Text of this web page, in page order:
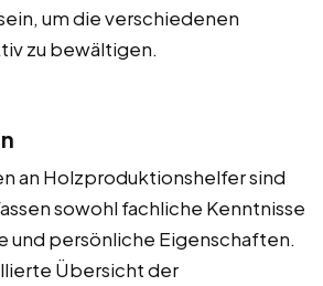
um die verschiedenen
zu bewältigen.
an Holzproduktionshelfer sind
sowohl fachliche Kenntnisse
und persönliche Eigenschaften.
Übersicht der